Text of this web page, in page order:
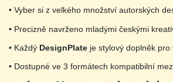
• Vyber si z velkého množství autorských
• Precizně navrženo mladými českými
• Každý DesignPlateje stylový doplněk pro
• Dostupné ve 3 formátech kompatibilní